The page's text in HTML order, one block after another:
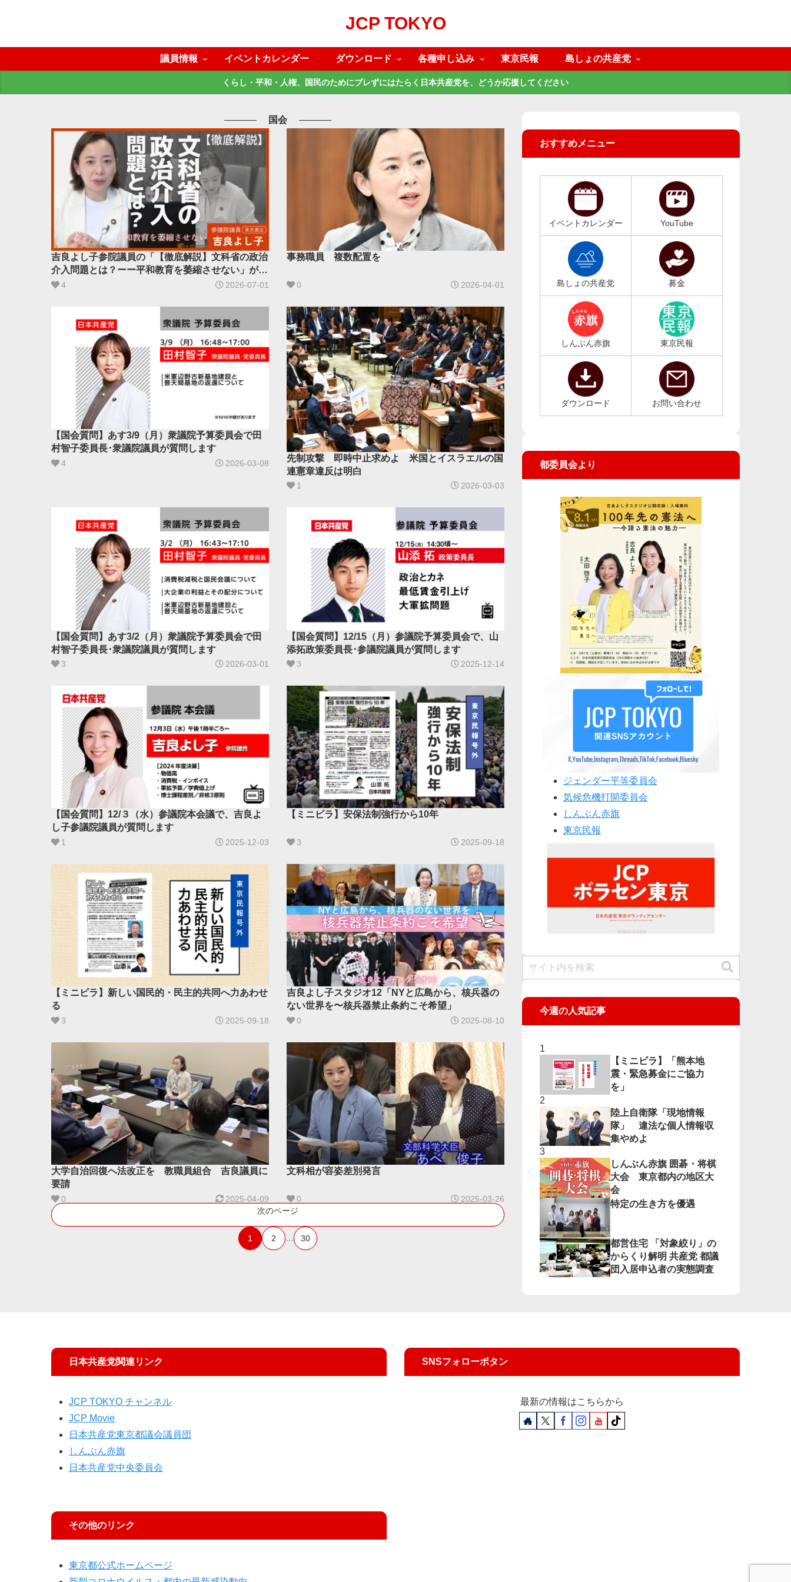
JCP TOKYO
議員情報 イベントカレンダー ダウンロード 各種申し込み 東京民報 島しょの共産党
くらし・平和・人権、国民のためにブレずにはたらく日本共産党を、どうか応援してください
国会
吉良よし子参院議員の「【徹底解説】文科省の政治
介入問題とは？ーー平和教育を萎縮させない」が公
開されました
4 2026-07-01
事務職員 複数配置を
0 2026-04-01
【国会質問】あす3/9（月）衆議院予算委員会で田
村智子委員長･衆議院議員が質問します
4 2026-03-08
先制攻撃 即時中止求めよ 米国とイスラエルの国
連憲章違反は明白
1 2026-03-03
【国会質問】あす3/2（月）衆議院予算委員会で田
村智子委員長･衆議院議員が質問します
3 2026-03-01
【国会質問】12/15（月）参議院予算委員会で、山
添拓政策委員長･参議院議員が質問します
3 2025-12-14
【国会質問】12/３（水）参議院本会議で、吉良よ
し子参議院議員が質問します
1 2025-12-03
【ミニビラ】安保法制強行から10年
3 2025-09-18
【ミニビラ】新しい国民的・民主的共同へ力あわせ
る
3 2025-09-18
吉良よし子スタジオ12「NYと広島から、核兵器の
ない世界を〜核兵器禁止条約こそ希望」
0 2025-08-10
大学自治回復へ法改正を 教職員組合 吉良議員に
要請
0 2025-04-09
文科相が容姿差別発言
0
2025-03-26
次のページ
1 2 30
おすすめメニュー
イベントカレンダー YouTube
島しょの共産党 募金
しんぶん赤旗 東京民報
ダウンロード お問い合わせ
都委員会より
ジェンダー平等委員会
気候危機打開委員会
しんぶん赤旗
東京民報
今週の人気記事
【ミニビラ】「熊本地
震・緊急募金にご協力
を」
陸上自衛隊「現地情報
隊」 違法な個人情報収
集やめよ
しんぶん赤旗 囲碁・将棋
大会 東京都内の地区大
会
特定の生き方を優遇
都営住宅 「対象絞り」の
からくり解明 共産党 都議
団入居申込者の実態調査
日本共産党関連リンク
JCP TOKYO チャンネル
JCP Movie
日本共産党東京都議会議員団
しんぶん赤旗
日本共産党中央委員会
その他のリンク
東京都公式ホームページ
SNSフォローボタン
最新の情報はこちらから